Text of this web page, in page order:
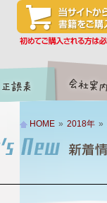
HOME » 2018年 »